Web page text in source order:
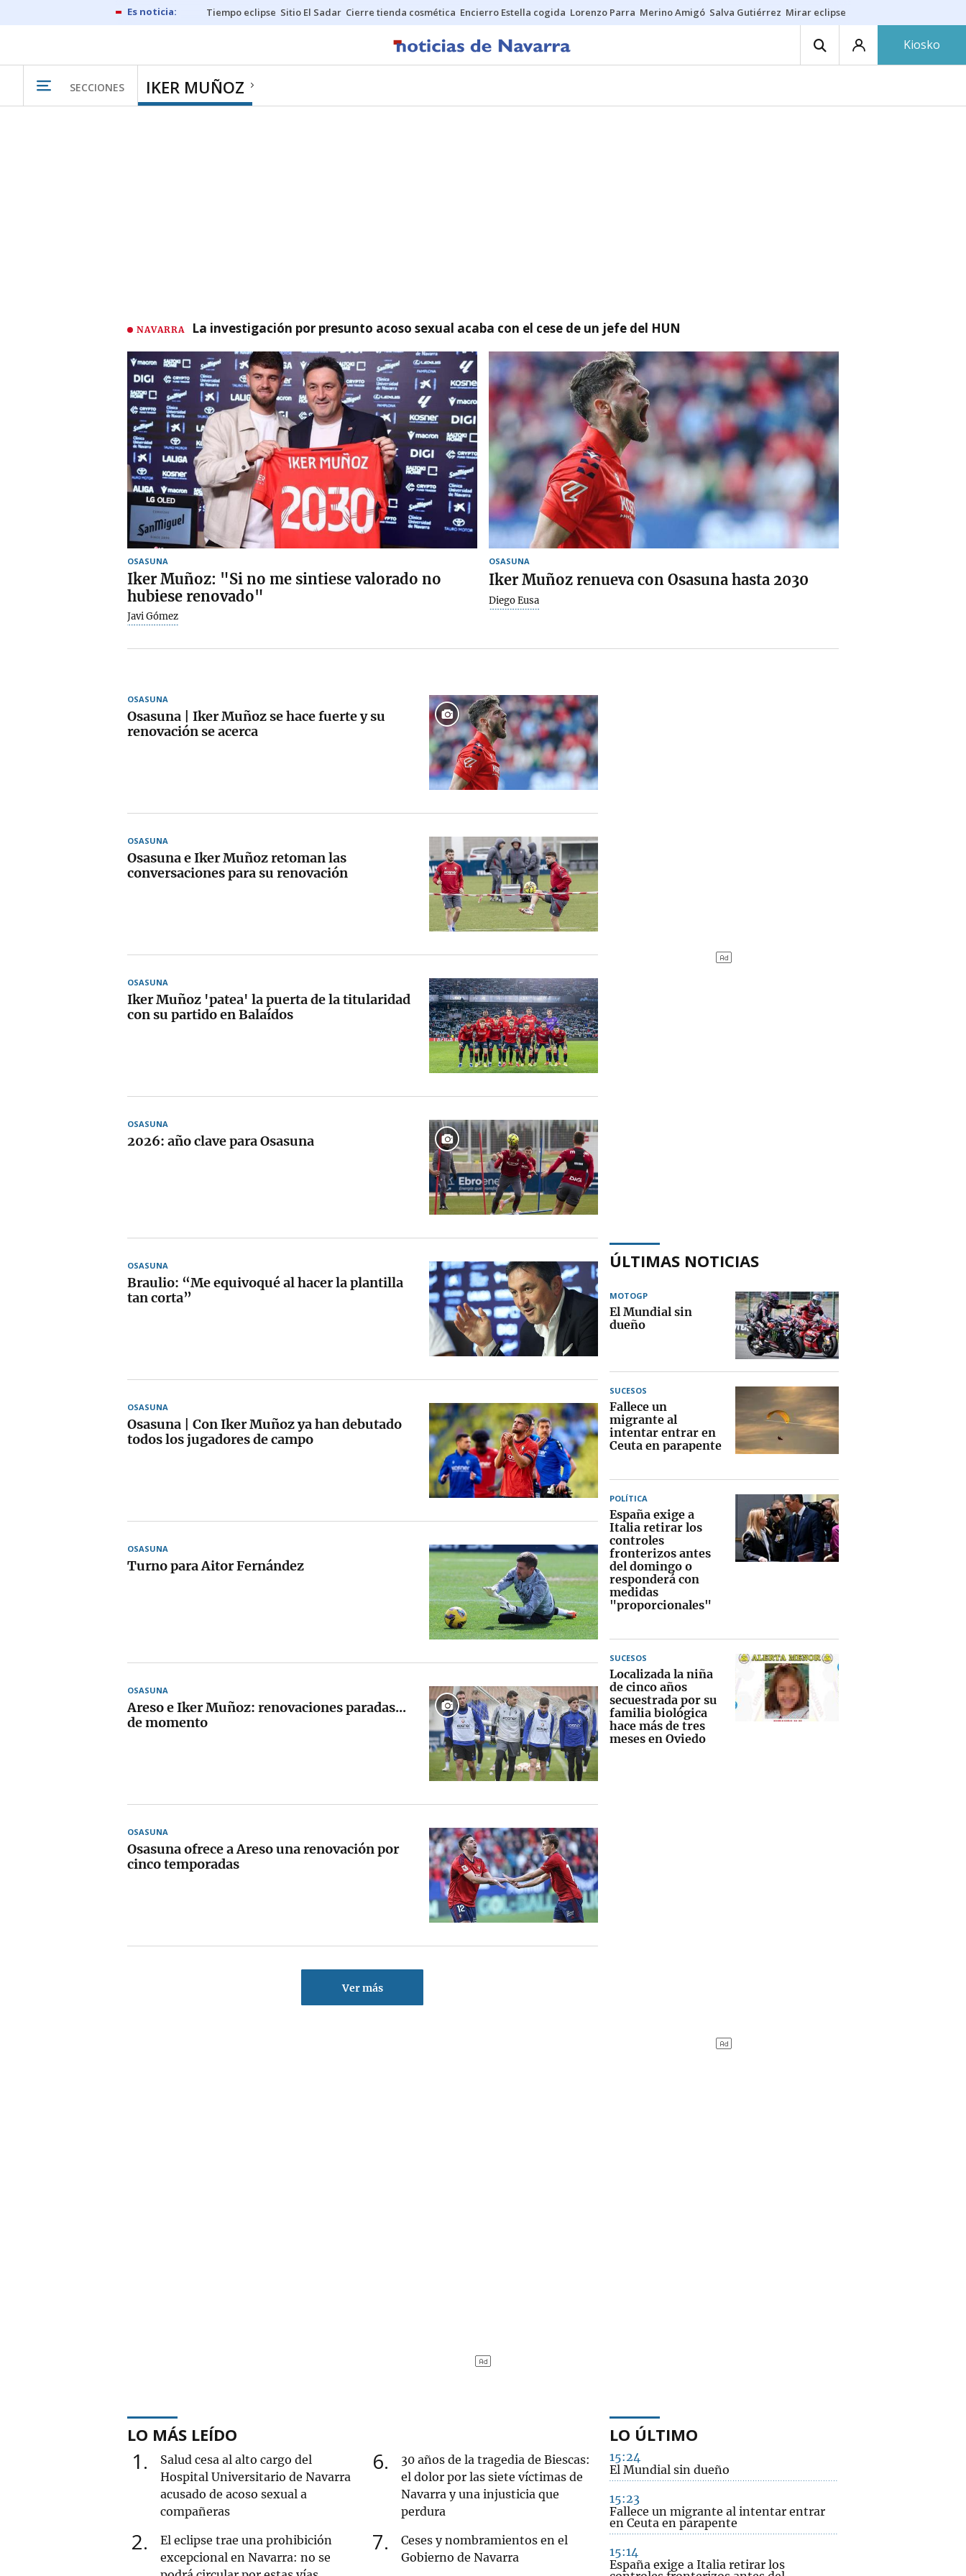
Tiempo eclipse Sitio El Sadar Cierre tienda cosmética Encierro Estella cogida Lorenzo Parra Merino Amigó Salva Gutiérrez Mirar eclipse
Kiosko
SECCIONES IKER MUÑOZ
NAVARRA La investigación por presunto acoso sexual acaba con el cese de un jefe del HUN
OSASUNA
Iker Muñoz: "Si no me sintiese valorado no
hubiese renovado"
Javi Gómez
OSASUNA
Iker Muñoz renueva con Osasuna hasta 2030
Diego Eusa
OSASUNA
Osasuna | Iker Muñoz se hace fuerte y su
renovación se acerca
OSASUNA
Osasuna e Iker Muñoz retoman las
conversaciones para su renovación
OSASUNA
Iker Muñoz 'patea' la puerta de la titularidad
con su partido en Balaídos
OSASUNA
2026: año clave para Osasuna
OSASUNA
Braulio: “Me equivoqué al hacer la plantilla
tan corta”
OSASUNA
Osasuna | Con Iker Muñoz ya han debutado
todos los jugadores de campo
OSASUNA
Turno para Aitor Fernández
OSASUNA
Areso e Iker Muñoz: renovaciones paradas...
de momento
OSASUNA
Osasuna ofrece a Areso una renovación por
cinco temporadas
Ver más
ÚLTIMAS NOTICIAS
MOTOGP
El Mundial sin
dueño
SUCESOS
Fallece un
migrante al
intentar entrar en
Ceuta en parapente
POLÍTICA
España exige a
Italia retirar los
controles
fronterizos antes
del domingo o
responderá con
medidas
"proporcionales"
SUCESOS
Localizada la niña
de cinco años
secuestrada por su
familia biológica
hace más de tres
meses en Oviedo
LO MÁS LEÍDO
1
Salud cesa al alto cargo del
Hospital Universitario de Navarra
acusado de acoso sexual a
compañeras
2
El eclipse trae una prohibición
excepcional en Navarra: no se
6
30 años de la tragedia de Biescas:
el dolor por las siete víctimas de
Navarra y una injusticia que
perdura
7
Ceses y nombramientos en el
Gobierno de Navarra
LO ÚLTIMO
15:24
El Mundial sin dueño
15:23
Fallece un migrante al intentar entrar
en Ceuta en parapente
15:14
España exige a Italia retirar los